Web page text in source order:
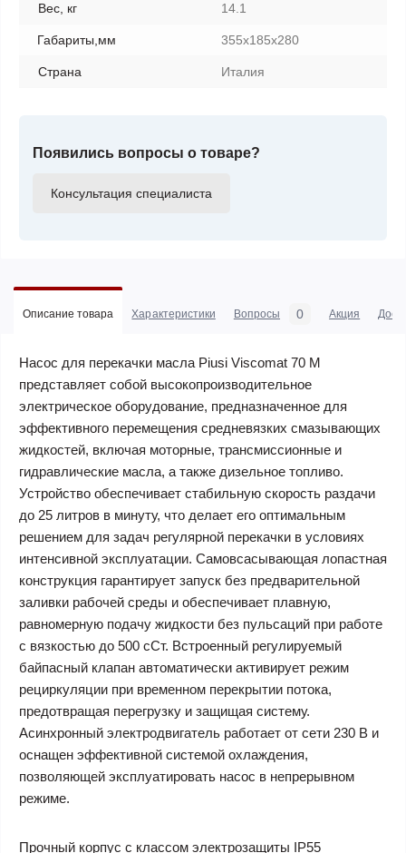
Вес, кг 14.1
Габариты,мм 355x185x280
Страна Италия
Появились вопросы о товаре?
Консультация специалиста
Описание товара Характеристики Вопросы 0 Акция
Насос для перекачки масла Piusi Viscomat 70 M
представляет собой высокопроизводительное
электрическое оборудование, предназначенное для
эффективного перемещения средневязких смазывающих
жидкостей, включая моторные, трансмиссионные и
гидравлические масла, а также дизельное топливо.
Устройство обеспечивает стабильную скорость раздачи
до 25 литров в минуту, что делает его оптимальным
решением для задач регулярной перекачки в условиях
интенсивной эксплуатации. Самовсасывающая лопастная
конструкция гарантирует запуск без предварительной
заливки рабочей среды и обеспечивает плавную,
равномерную подачу жидкости без пульсаций при работе
с вязкостью до 500 сСт. Встроенный регулируемый
байпасный клапан автоматически активирует режим
рециркуляции при временном перекрытии потока,
предотвращая перегрузку и защищая систему.
Асинхронный электродвигатель работает от сети 230 В и
оснащен эффективной системой охлаждения,
позволяющей эксплуатировать насос в непрерывном
режиме.
Прочный корпус с классом электрозащиты IP55